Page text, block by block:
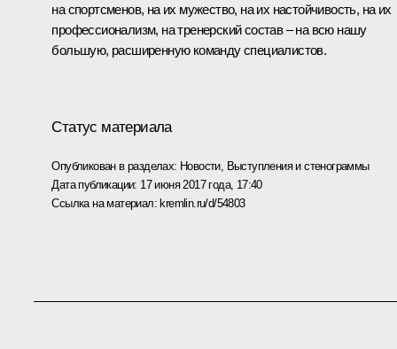
на спортсменов, на их мужество, на их настойчивость, на их
профессионализм, на тренерский состав – на всю нашу
большую, расширенную команду специалистов.
Статус материала
Опубликован в разделах: Новости, Выступления и стенограммы
Дата публикации: 17 июня 2017 года, 17:40
Ссылка на материал: kremlin.ru/d/54803